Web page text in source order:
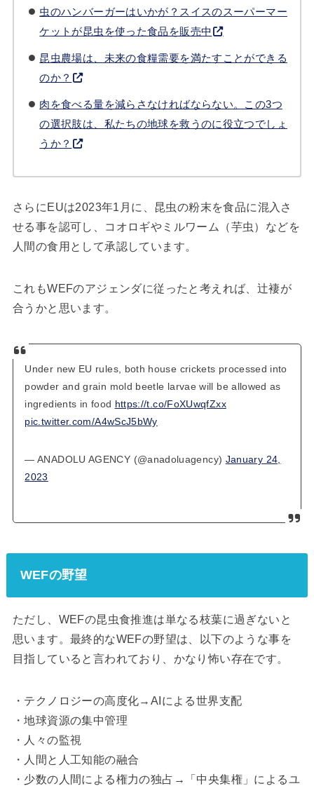
虫のハンバーガーはいかが？スイスのスーパーマー
ケットが昆虫を使った食品を販売中
昆虫農場は、未来の食糧需要を満たすことができる
のか？
肉を食べる量を減らさなければならない。この3つ
の選択肢は、私たちの地球を救うのに役立つでしょ
うか？
さらにEUは2023年1月に、昆虫の粉末を食品に混入さ
せる事を認可し、コオロギやミルワーム（芋虫）などを
人間の食用として承認しています。
これもWEFのアジェンダに従ったと考えれば、辻褄が
合うかと思います。
Under new EU rules, both house crickets processed into
powder and grain mold beetle larvae will be allowed as
ingredients in food https://t.co/FoXUwqfZxx
pic.twitter.com/A4wScJ5bWy
— ANADOLU AGENCY (@anadoluagency) January 24,
2023
WEFの野望
ただし、WEFの昆虫食推進は単なる枝葉に過ぎないと
思います。最終的なWEFの野望は、以下のような事を
目指していると言われており、かなり怖い存在です。
・テクノロジーの高度化→AIによる世界支配
・地球資源の集中管理
・人々の監視
・人間と人工知能の融合
・少数の人間による権力の独占→「中央集権」によるユ